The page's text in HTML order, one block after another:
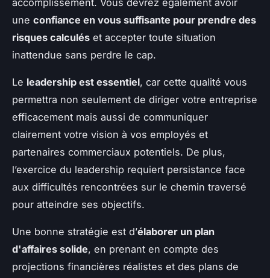
une confiance en vous suffisante pour prendre des
risques calculés et accepter toute situation
inattendue sans perdre le cap.
Le leadership est essentiel, car cette qualité vous
permettra non seulement de diriger votre entreprise
efficacement mais aussi de communiquer
clairement votre vision à vos employés et
partenaires commerciaux potentiels. De plus,
l’exercice du leadership requiert persistance face
aux difficultés rencontrées sur le chemin traversé
pour atteindre ses objectifs.
Une bonne stratégie est d’élaborer un plan
d'affaires solide, en prenant en compte des
projections financières réalistes et des plans de